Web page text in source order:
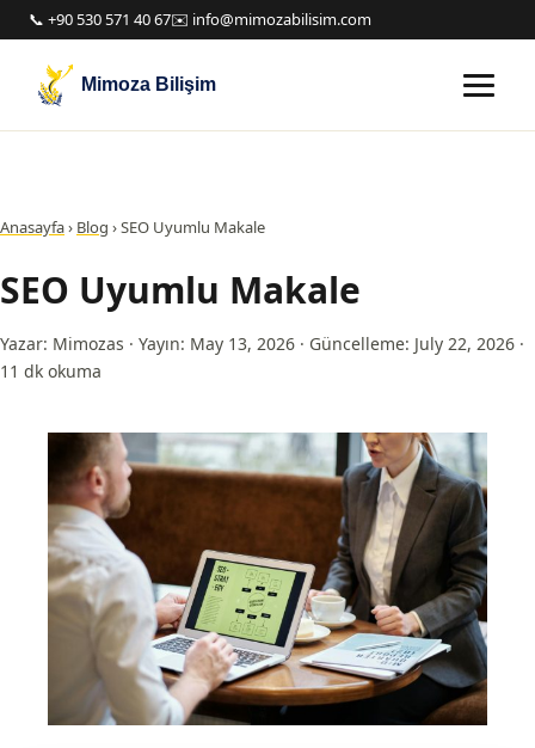
📞 +90 530 571 40 67✉️ info@mimozabilisim.com
Mimoza Bilişim
Anasayfa› Blog ›SEO Uyumlu Makale
SEO Uyumlu Makale
Yazar: Mimozas · Yayın: May 13, 2026 · Güncelleme: July 22, 2026 ·
11 dk okuma